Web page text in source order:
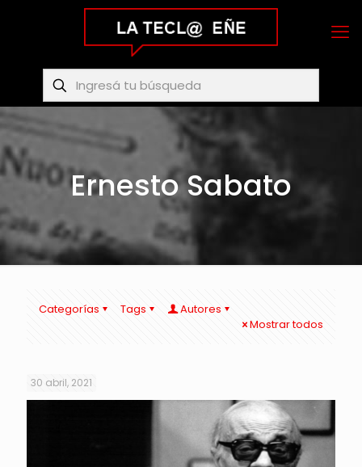
Ernesto Sabato
Categorías Tags
Autores
Mostrar todos
30 abril, 2021